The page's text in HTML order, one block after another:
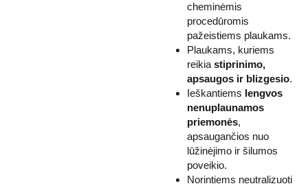
cheminėmis
procedūromis
pažeistiems plaukams.
Plaukams, kuriems
reikia stiprinimo,
apsaugos ir blizgesio.
Ieškantiems lengvos
nenuplaunamos
priemonės,
apsaugančios nuo
lūžinėjimo ir šilumos
poveikio.
Norintiems neutralizuoti